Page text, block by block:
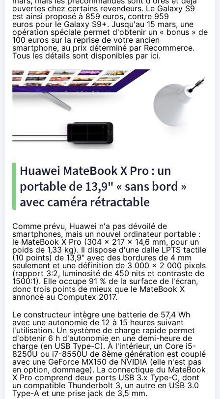
ouvertes chez certains revendeurs. Le Galaxy S9
est ainsi proposé à 859 euros, contre 959
euros pour le Galaxy S9+. Jusqu'au 15 mars, une
opération spéciale permet d'obtenir un « bonus » de
100 euros sur la reprise de votre ancien
smartphone, au prix déterminé par Recommerce.
Tous les détails sont disponibles par ici.
Huawei MateBook X Pro : un
portable de 13,9" « sans bord »
avec caméra rétractable
Comme prévu, Huawei n'a pas dévoilé de
smartphones, mais un nouvel ordinateur portable :
le MateBook X Pro (304 x 217 x 14,6 mm, pour un
poids de 1,33 kg). Il dispose d'une dalle LPTS tactile
(10 points) de 13,9" avec des bordures de 4 mm
seulement et une définition de 3 000 x 2 000 pixels
(rapport 3:2, luminosité de 450 nits et contraste de
1500:1). Elle occupe 91 % de la surface de l'écran,
donc trois points de mieux que le MateBook X
annoncé au Computex 2017.
Le constructeur intègre une batterie de 57,4 Wh
avec une autonomie de 12 à 15 heures suivant
l'utilisation. Un système de charge rapide permet
d'obtenir 6 h d'autonomie en une demi-heure de
charge (en USB Type-C). À l'intérieur, un Core i5-
8250U ou i7-8550U de 8ème génération est couplé
avec une GeForce MX150 de NVIDIA (elle n'est pas
en option, dommage). La connectique du MateBook
X Pro comprend deux ports USB 3.x Type-C, dont
un compatible Thunderbolt 3, un autre en USB 3.0
Type-A et une prise jack de 3,5 mm.